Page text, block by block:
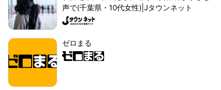
声で(千葉県・10代女性)|Jタウンネット
ゼロまる